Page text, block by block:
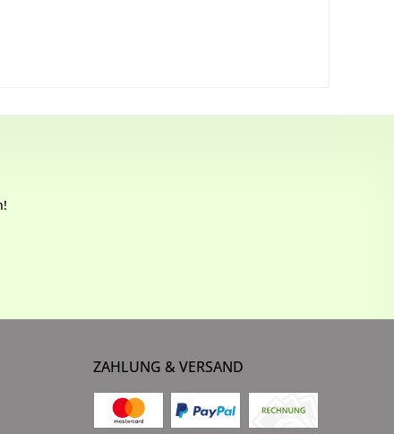
ZAHLUNG & VERSAND